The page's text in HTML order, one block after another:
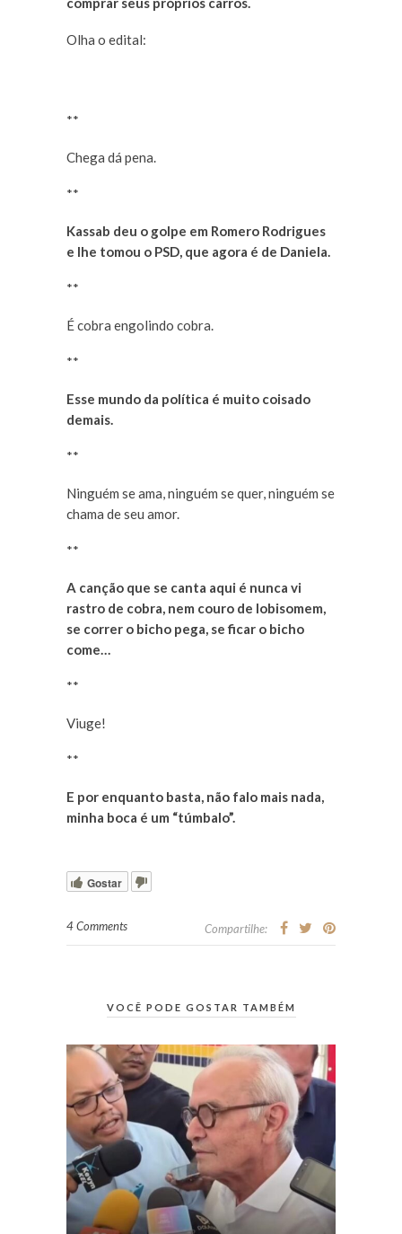
Olha o edital:
**
Chega dá pena.
**
Kassab deu o golpe em Romero Rodrigues
e lhe tomou o PSD, que agora é de Daniela.
**
É cobra engolindo cobra.
**
Esse mundo da política é muito coisado
demais.
**
Ninguém se ama, ninguém se quer, ninguém se
chama de seu amor.
**
A canção que se canta aqui é nunca vi
rastro de cobra, nem couro de lobisomem,
se correr o bicho pega, se ficar o bicho
come…
**
Viuge!
**
E por enquanto basta, não falo mais nada,
minha boca é um “túmbalo”.
Gostar
4 Comments Compartilhe:
VOCÊ PODE GOSTAR TAMBÉM